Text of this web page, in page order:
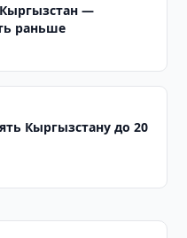
—
раньше
Кыргызстану до 20